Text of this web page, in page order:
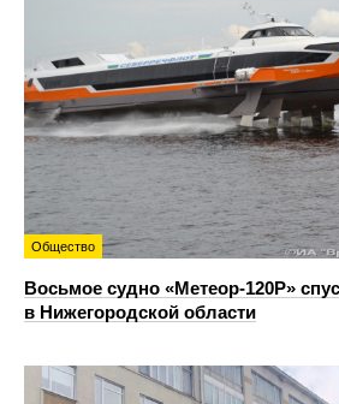
Общество
Восьмое судно «Метеор-120Р»
в Нижегородской области